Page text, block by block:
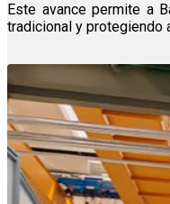
Este avance permite a
tradicional y